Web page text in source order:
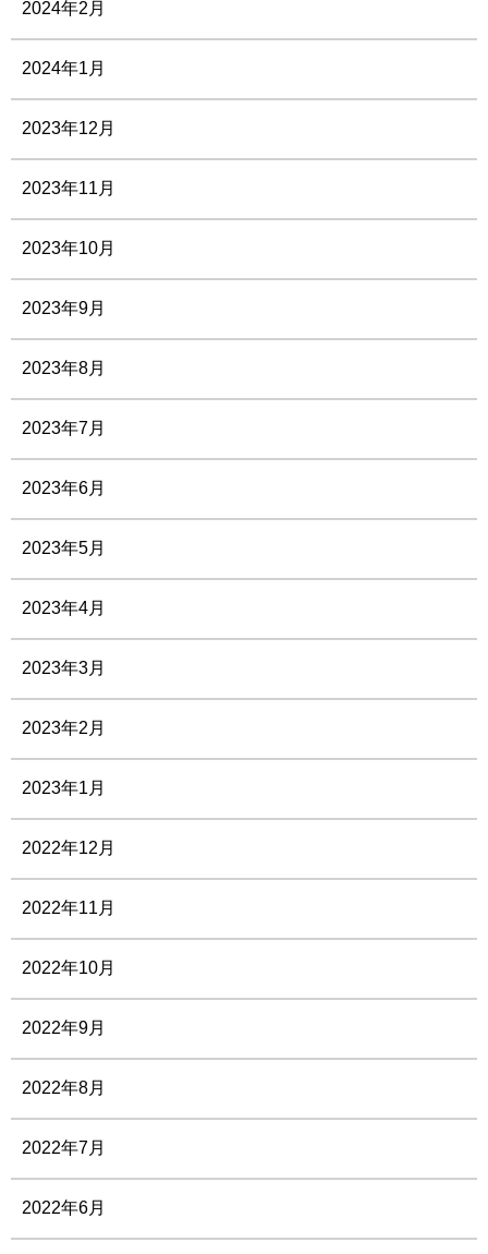
2024年2月
2024年1月
2023年12月
2023年11月
2023年10月
2023年9月
2023年8月
2023年7月
2023年6月
2023年5月
2023年4月
2023年3月
2023年2月
2023年1月
2022年12月
2022年11月
2022年10月
2022年9月
2022年8月
2022年7月
2022年6月